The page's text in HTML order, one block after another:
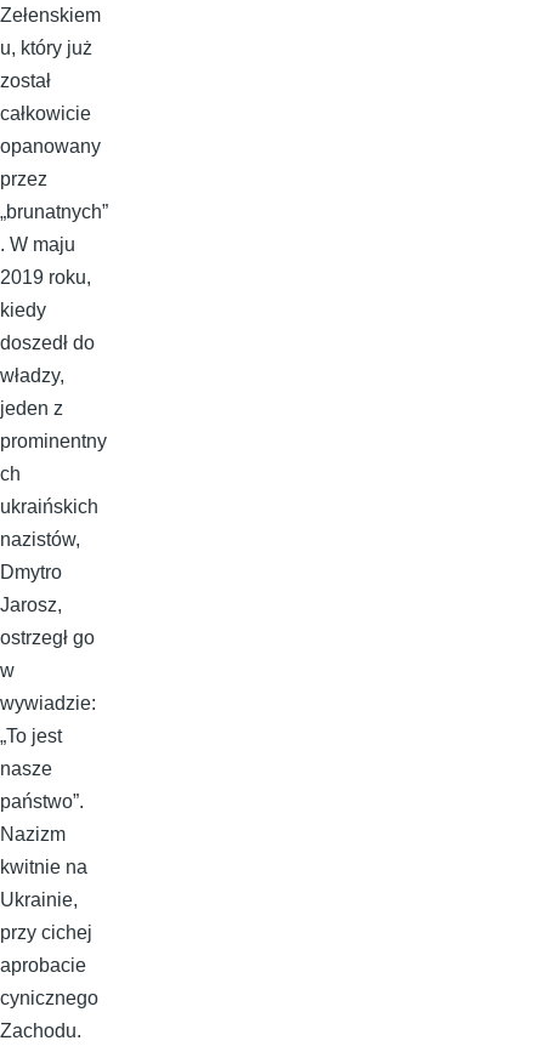
Zełenskiem
u, który już
został
całkowicie
opanowany
przez
„brunatnych”
. W maju
2019 roku,
kiedy
doszedł do
władzy,
jeden z
prominentny
ch
ukraińskich
nazistów,
Dmytro
Jarosz,
ostrzegł go
w
wywiadzie:
„To jest
nasze
państwo”.
Nazizm
kwitnie na
Ukrainie,
przy cichej
aprobacie
cynicznego
Zachodu.